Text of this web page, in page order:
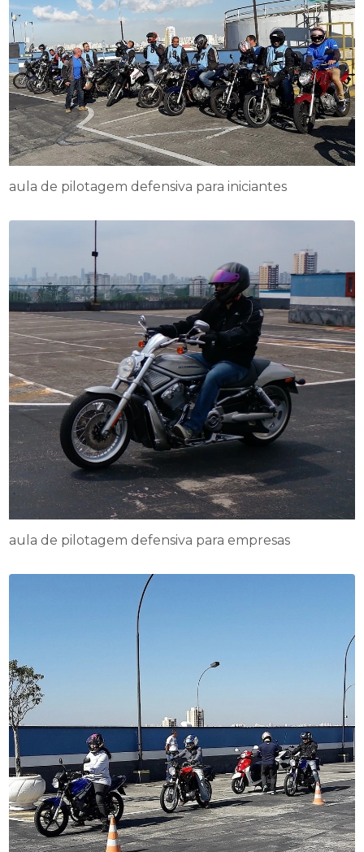
aula de pilotagem defensiva para iniciantes
aula de pilotagem defensiva para empresas